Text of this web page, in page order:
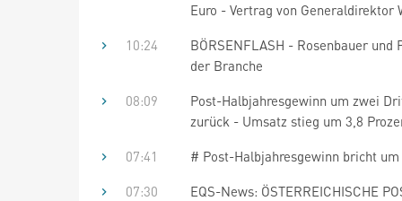
Euro - Vertrag von
10:24
BÖRSENFLASH - Rosenbauer
der Branche
08:09
Post-Halbjahresgewinn um zwei
zurück - Umsatz stieg um 3,8
07:41
# Post-Halbjahresgewinn bricht
07:30
EQS-News: ÖSTERREICHISCHE